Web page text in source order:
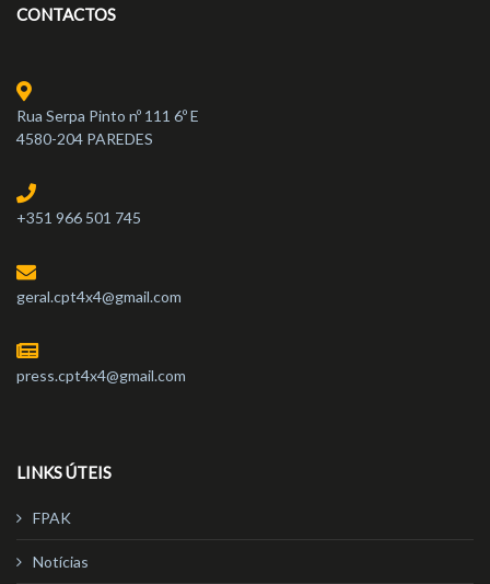
CONTACTOS
Rua Serpa Pinto nº 111 6º E
4580-204 PAREDES
+351 966 501 745
geral.cpt4x4@gmail.com
press.cpt4x4@gmail.com
LINKS ÚTEIS
FPAK
Notícias